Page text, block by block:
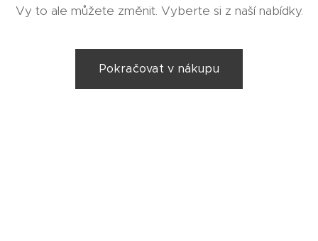
Vy to ale můžete změnit. Vyberte si z naší nabídky.
Pokračovat v nákupu